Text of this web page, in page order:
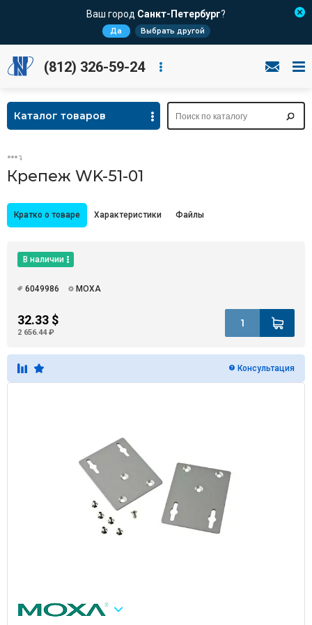
Ваш город Санкт-Петербург?
Да Выбрать другой
(812) 326-59-24
Каталог товаров
Крепеж WK-51-01
Кратко о товаре Характеристики Файлы
В наличии
6049986 MOXA
32.33 $
2 656.44 ₽
Консультация